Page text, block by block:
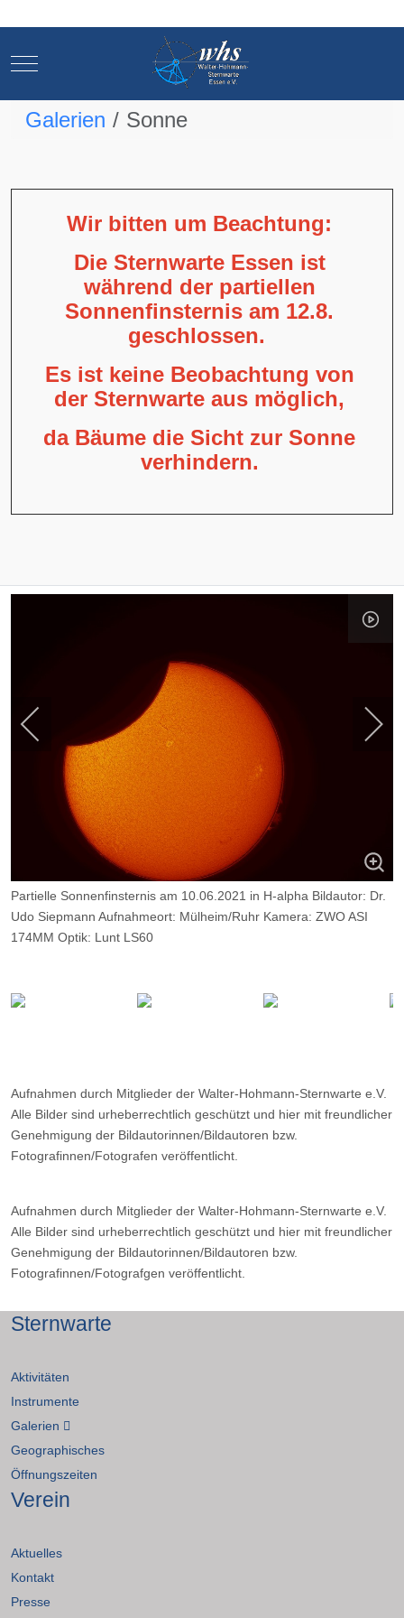
Mobile Menu Toggle
Galerien Sonne
Wir bitten um Beachtung:
Die Sternwarte Essen ist
während der partiellen
Sonnenfinsternis am 12.8.
geschlossen.
Es ist keine Beobachtung von
der Sternwarte aus möglich,
da Bäume die Sicht zur Sonne
verhindern.
Partielle Sonnenfinsternis am 10.06.2021 in H-alpha Bildautor: Dr.
Udo Siepmann Aufnahmeort: Mülheim/Ruhr Kamera: ZWO ASI
174MM Optik: Lunt LS60
Aufnahmen durch Mitglieder der Walter-Hohmann-Sternwarte e.V.
Alle Bilder sind urheberrechtlich geschützt und hier mit freundlicher
Genehmigung der Bildautorinnen/Bildautoren bzw.
Fotografinnen/Fotografen veröffentlicht.
Aufnahmen durch Mitglieder der Walter-Hohmann-Sternwarte e.V.
Alle Bilder sind urheberrechtlich geschützt und hier mit freundlicher
Genehmigung der Bildautorinnen/Bildautoren bzw.
Fotografinnen/Fotografgen veröffentlicht.
Sternwarte
Aktivitäten
Instrumente
Galerien
Geographisches
Öffnungszeiten
Verein
Aktuelles
Kontakt
Presse